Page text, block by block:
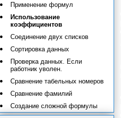
Применение формул
Использование
коэффициентов
Соединение двух списков
Сортировка данных
Проверка данных. Если
работник уволен.
Сравнение табельных номеров
Сравнение фамилий
Создание сложной формулы
методом вложения